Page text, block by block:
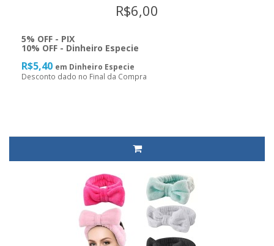
R$6,00
5% OFF - PIX
10% OFF - Dinheiro Especie
R$5,40 em Dinheiro Especie
Desconto dado no Final da Compra